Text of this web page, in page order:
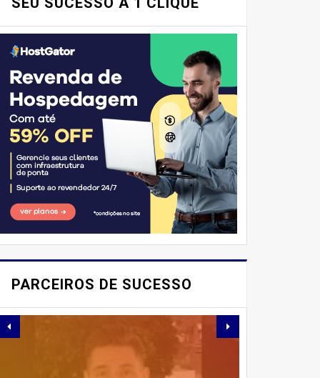
PARCEIROS DE SUCESSO
E AÍ, PESSOAL! VOCÊ JÁ
DELICIOSAS E
SAUDÁVEIS ​​SEM PERDER